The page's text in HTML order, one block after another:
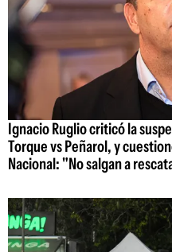
Ignacio Ruglio criticó la
Torque vs Peñarol, y
Nacional: "No salgan a